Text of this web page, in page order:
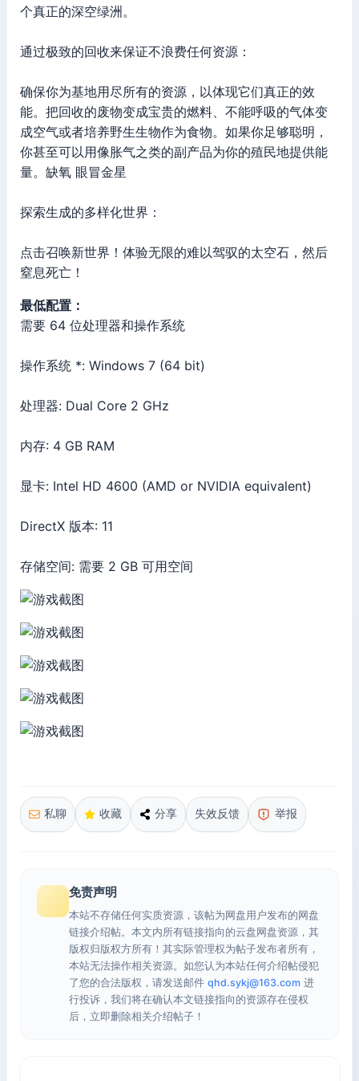
个真正的深空绿洲。
通过极致的回收来保证不浪费任何资源：
确保你为基地用尽所有的资源，以体现它们真正的效
能。把回收的废物变成宝贵的燃料、不能呼吸的气体变
成空气或者培养野生生物作为食物。如果你足够聪明，
你甚至可以用像胀气之类的副产品为你的殖民地提供能
量。缺氧 眼冒金星
探索生成的多样化世界：
点击召唤新世界！体验无限的难以驾驭的太空石，然后
窒息死亡！
最低配置：
需要 64 位处理器和操作系统
操作系统 *: Windows 7 (64 bit)
处理器: Dual Core 2 GHz
内存: 4 GB RAM
显卡: Intel HD 4600 (AMD or NVIDIA equivalent)
DirectX 版本: 11
存储空间: 需要 2 GB 可用空间
私聊 收藏 分享 失效反馈 举报
免责声明
本站不存储任何实质资源，该帖为网盘用户发布的网盘
链接介绍帖。本文内所有链接指向的云盘网盘资源，其
版权归版权方所有！其实际管理权为帖子发布者所有，
本站无法操作相关资源。如您认为本站任何介绍帖侵犯
了您的合法版权，请发送邮件 qhd.sykj@163.com 进
行投诉，我们将在确认本文链接指向的资源存在侵权
后，立即删除相关介绍帖子！